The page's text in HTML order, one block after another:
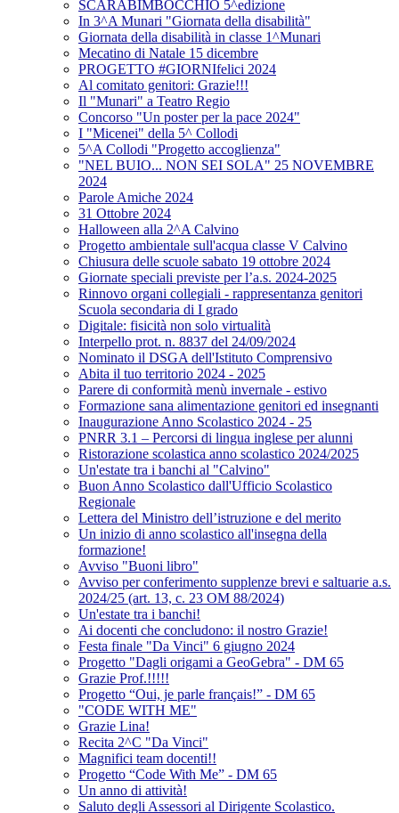
SCARABIMBOCCHIO 5^edizione
In 3^A Munari "Giornata della disabilità"
Giornata della disabilità in classe 1^Munari
Mecatino di Natale 15 dicembre
PROGETTO #GIORNIfelici 2024
Al comitato genitori: Grazie!!!
Il "Munari" a Teatro Regio
Concorso "Un poster per la pace 2024"
I "Micenei" della 5^ Collodi
5^A Collodi "Progetto accoglienza"
"NEL BUIO... NON SEI SOLA" 25 NOVEMBRE
2024
Parole Amiche 2024
31 Ottobre 2024
Halloween alla 2^A Calvino
Progetto ambientale sull'acqua classe V Calvino
Chiusura delle scuole sabato 19 ottobre 2024
Giornate speciali previste per l’a.s. 2024-2025
Rinnovo organi collegiali - rappresentanza genitori
Scuola secondaria di I grado
Digitale: fisicità non solo virtualità
Interpello prot. n. 8837 del 24/09/2024
Nominato il DSGA dell'Istituto Comprensivo
Abita il tuo territorio 2024 - 2025
Parere di conformità menù invernale - estivo
Formazione sana alimentazione genitori ed insegnanti
Inaugurazione Anno Scolastico 2024 - 25
PNRR 3.1 – Percorsi di lingua inglese per alunni
Ristorazione scolastica anno scolastico 2024/2025
Un'estate tra i banchi al "Calvino"
Buon Anno Scolastico dall'Ufficio Scolastico
Regionale
Lettera del Ministro dell’istruzione e del merito
Un inizio di anno scolastico all'insegna della
formazione!
Avviso "Buoni libro"
Avviso per conferimento supplenze brevi e saltuarie a.s.
2024/25 (art. 13, c. 23 OM 88/2024)
Un'estate tra i banchi!
Ai docenti che concludono: il nostro Grazie!
Festa finale "Da Vinci" 6 giugno 2024
Progetto "Dagli origami a GeoGebra" - DM 65
Grazie Prof.!!!!!
Progetto “Oui, je parle français!” - DM 65
"CODE WITH ME"
Grazie Lina!
Recita 2^C "Da Vinci"
Magnifici team docenti!!
Progetto “Code With Me” - DM 65
Un anno di attività!
Saluto degli Assessori al Dirigente Scolastico.